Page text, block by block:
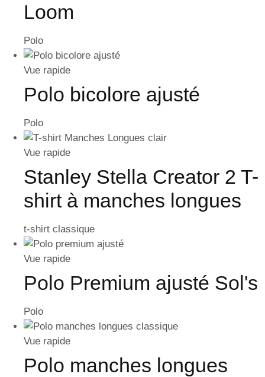
Loom
Polo
Vue rapide
Polo bicolore ajusté
Polo
Vue rapide
Stanley Stella Creator 2 T-
shirt à manches longues
t-shirt classique
Vue rapide
Polo Premium ajusté Sol's
Polo
Vue rapide
Polo manches longues